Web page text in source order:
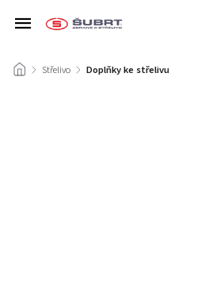
/ Střelivo / Doplňky ke střelivu